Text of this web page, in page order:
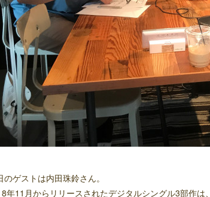
のゲストは内田珠鈴さん。
年11月からリリースされたデジタルシングル3部作